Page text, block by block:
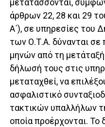
μετατάσσονται,
άρθρων 22, 28 και 29
Α΄), σε υπηρεσίες του
των Ο.Τ.Α. δύνανται σε
μηνών από τη
δήλωσή τους στις
μεταταχθεί, να
ασφαλιστικό
τακτικών υπαλλήλων
οποία προέρχονται. Το